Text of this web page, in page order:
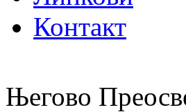
Контакт
Његово